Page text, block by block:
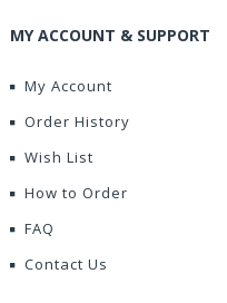
MY ACCOUNT & SUPPORT
My Account
Order History
Wish List
How to Order
FAQ
Contact Us